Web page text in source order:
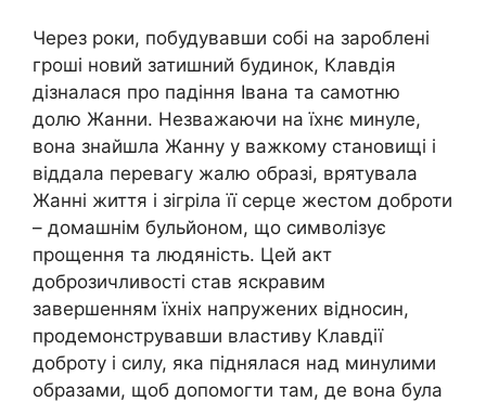
Через роки, побудувавши собі на зароблені
гроші новий затишний будинок, Клавдія
дізналася про падіння Івана та самотню
долю Жанни. Незважаючи на їхнє минуле,
вона знайшла Жанну у важкому становищі і
віддала перевагу жалю образі, врятувала
Жанні життя і зігріла її серце жестом доброти
– домашнім бульйоном, що символізує
прощення та людяність. Цей акт
доброзичливості став яскравим
завершенням їхніх напружених відносин,
продемонструвавши властиву Клавдії
доброту і силу, яка піднялася над минулими
образами, щоб допомогти там, де вона була